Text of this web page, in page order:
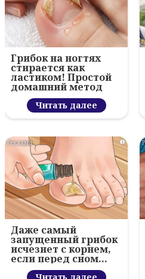
Грибок на ногтях
стирается как
ластиком! Простой
домашний метод
Читать далее
i
Даже самый
запущенный грибок
исчезнет с корнем,
если перед сном…